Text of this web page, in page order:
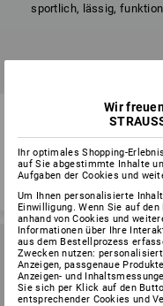
sportlich, lässig,
ARBEITSKLEIDUNG
Wir
Ihr optimales Shopping-
auf Sie abgestimmte Inhalte
Aufgaben der Cookies und
Um Ihnen personalisierte
Einwilligung. Wenn Sie auf
anhand von Cookies und
Informationen über Ihre
aus dem Bestellprozess
Zwecken nutzen:
Anzeigen, passgenaue
Anzeigen- und
Sie sich per Klick auf den
entsprechender Cookies und